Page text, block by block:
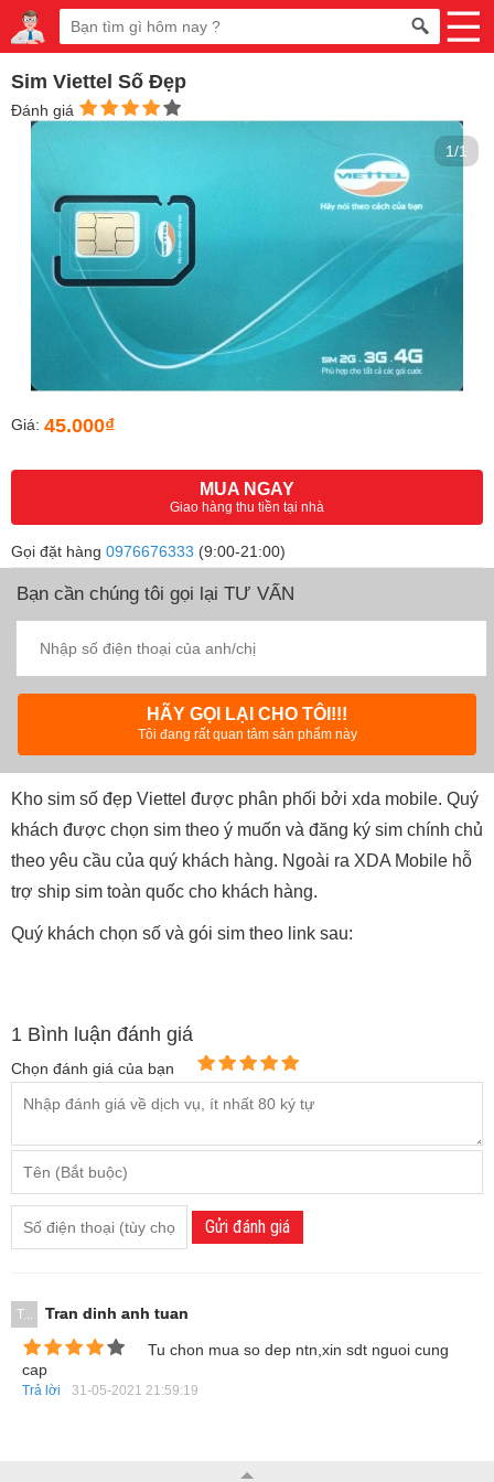
Sim Viettel Số Đẹp
Đánh giá
1/1
Giá: 45.000₫
MUA NGAY
Giao hàng thu tiền tại nhà
Gọi đặt hàng 0976676333 (9:00-21:00)
Bạn cần chúng tôi gọi lại TƯ VẤN
HÃY GỌI LẠI CHO TÔI!!!
Tôi đang rất quan tâm sản phẩm này
Kho sim số đẹp Viettel được phân phối bởi xda mobile. Quý
khách được chọn sim theo ý muốn và đăng ký sim chính chủ
theo yêu cầu của quý khách hàng. Ngoài ra XDA Mobile hỗ
trợ ship sim toàn quốc cho khách hàng.
Quý khách chọn số và gói sim theo link sau:
1 Bình luận đánh giá
Chọn đánh giá của bạn
Gửi đánh giá
T... Tran dinh anh tuan
Tu chon mua so dep ntn,xin sdt nguoi cung
cap
Trả lời 31-05-2021 21:59:19